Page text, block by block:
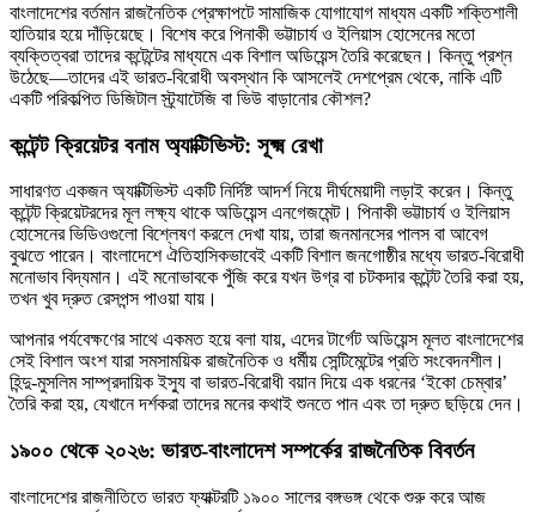
বাংলাদেশের বর্তমান রাজনৈতিক প্রেক্ষাপটে সামাজিক যোগাযোগ মাধ্যম একটি শক্তিশালী
হাতিয়ার হয়ে দাঁড়িয়েছে। বিশেষ করে পিনাকী ভট্টাচার্য ও ইলিয়াস হোসেনের মতো
ব্যক্তিত্বরা তাদের কন্টেন্টের মাধ্যমে এক বিশাল অডিয়েন্স তৈরি করেছেন। কিন্তু প্রশ্ন
উঠেছে—তাদের এই ভারত-বিরোধী অবস্থান কি আসলেই দেশপ্রেম থেকে, নাকি এটি
একটি পরিকল্পিত ডিজিটাল স্ট্র্যাটেজি বা ভিউ বাড়ানোর কৌশল?
কন্টেন্ট ক্রিয়েটর বনাম অ্যাক্টিভিস্ট: সূক্ষ্ম রেখা
সাধারণত একজন অ্যাক্টিভিস্ট একটি নির্দিষ্ট আদর্শ নিয়ে দীর্ঘমেয়াদী লড়াই করেন। কিন্তু
কন্টেন্ট ক্রিয়েটরদের মূল লক্ষ্য থাকে অডিয়েন্স এনগেজমেন্ট। পিনাকী ভট্টাচার্য ও ইলিয়াস
হোসেনের ভিডিওগুলো বিশ্লেষণ করলে দেখা যায়, তারা জনমানসের পালস বা আবেগ
বুঝতে পারেন। বাংলাদেশে ঐতিহাসিকভাবেই একটি বিশাল জনগোষ্ঠীর মধ্যে ভারত-বিরোধী
মনোভাব বিদ্যমান। এই মনোভাবকে পুঁজি করে যখন উগ্র বা চটকদার কন্টেন্ট তৈরি করা হয়,
তখন খুব দ্রুত রেসপন্স পাওয়া যায়।
আপনার পর্যবেক্ষণের সাথে একমত হয়ে বলা যায়, এদের টার্গেট অডিয়েন্স মূলত বাংলাদেশের
সেই বিশাল অংশ যারা সমসাময়িক রাজনৈতিক ও ধর্মীয় সেন্টিমেন্টের প্রতি সংবেদনশীল।
হিন্দু-মুসলিম সাম্প্রদায়িক ইস্যু বা ভারত-বিরোধী বয়ান দিয়ে এক ধরনের ‘ইকো চেম্বার’
তৈরি করা হয়, যেখানে দর্শকরা তাদের মনের কথাই শুনতে পান এবং তা দ্রুত ছড়িয়ে দেন।
১৯০০ থেকে ২০২৬: ভারত-বাংলাদেশ সম্পর্কের রাজনৈতিক বিবর্তন
বাংলাদেশের রাজনীতিতে ভারত ফ্যাক্টরটি ১৯০০ সালের বঙ্গভঙ্গ থেকে শুরু করে আজ